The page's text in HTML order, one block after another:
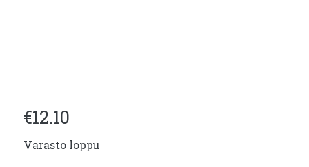
€12.10
Varasto loppu